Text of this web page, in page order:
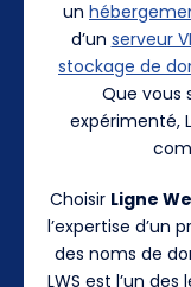
un
d’un serveur
stockage de
Que vous
expérimenté,
Choisir Ligne
l’expertise d’un
des noms de
LWS est l’un